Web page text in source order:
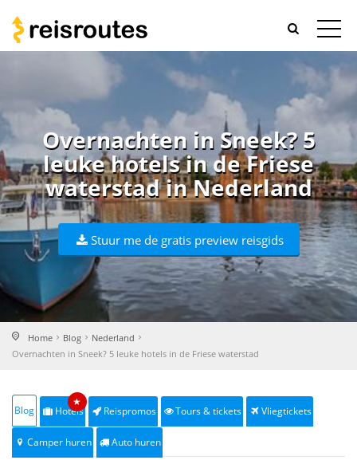
Overnachten in Sneek? 5
leuke hotels in de Friese
waterstad in Nederland
Stuur me de gratis preview reisgids
Home Blog
Nederland
Overnachten in Sneek? 5 leuke hotels in de Friese waterstad
Blog Hotels
★
Reispromos Tours & tickets Vliegtickets
Camper huren Auto huren